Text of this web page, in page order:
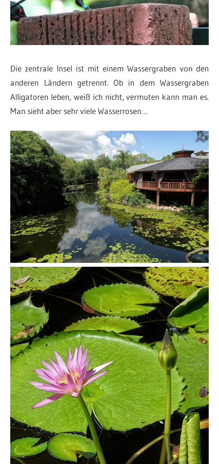
Die zentrale Insel ist mit einem Wassergraben von den
anderen Ländern getrennt. Ob in dem Wassergraben
Alligatoren leben, weiß ich nicht, vermuten kann man es.
Man sieht aber sehr viele Wasserrosen…